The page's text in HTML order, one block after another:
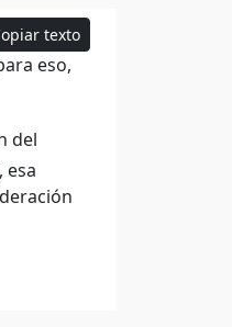
texto
eso,
del
esa